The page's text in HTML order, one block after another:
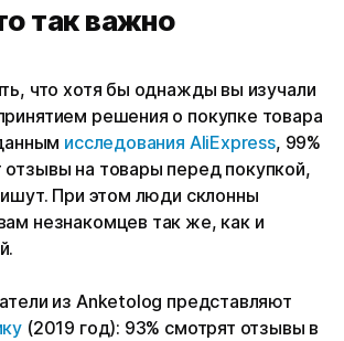
так важно
что хотя бы однажды вы изучали
решения о покупке товара
исследования AliExpress, 99%
на товары перед покупкой,
При этом люди склонны
незнакомцев так же, как и
из Anketolog представляют
(2019 год): 93% смотрят отзывы в